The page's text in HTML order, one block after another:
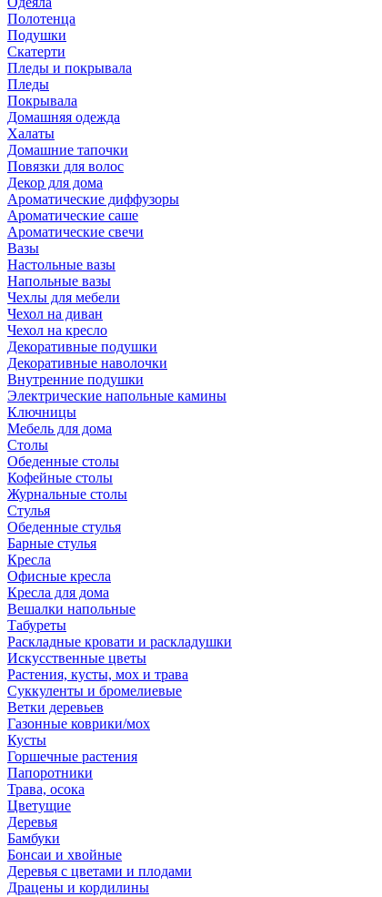
Полотенца
Подушки
Скатерти
Пледы и покрывала
Пледы
Покрывала
Домашняя одежда
Халаты
Домашние тапочки
Повязки для волос
Декор для дома
Ароматические диффузоры
Ароматические саше
Ароматические свечи
Вазы
Настольные вазы
Напольные вазы
Чехлы для мебели
Чехол на диван
Чехол на кресло
Декоративные подушки
Декоративные наволочки
Внутренние подушки
Электрические напольные камины
Ключницы
Мебель для дома
Столы
Обеденные столы
Кофейные столы
Журнальные столы
Стулья
Обеденные стулья
Барные стулья
Кресла
Офисные кресла
Кресла для дома
Вешалки напольные
Табуреты
Раскладные кровати и раскладушки
Искусственные цветы
Растения, кусты, мох и трава
Суккуленты и бромелиевые
Ветки деревьев
Газонные коврики/мох
Кусты
Горшечные растения
Папоротники
Трава, осока
Цветущие
Деревья
Бамбуки
Бонсаи и хвойные
Деревья с цветами и плодами
Драцены и кордилины